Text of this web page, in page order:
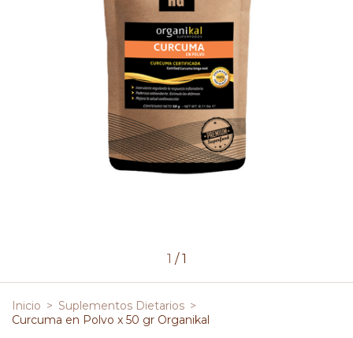
1 /1
Inicio > Suplementos Dietarios >
Curcuma en Polvo x 50 gr Organikal